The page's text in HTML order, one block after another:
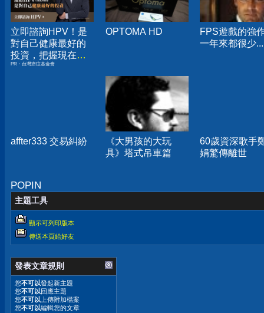
立即諮詢HPV！是
對自己健康最好的
投資，把握現在不
嫌晚！
PR・台灣癌症基金會
OPTOMA HD
FPS遊戲的強
一年來都很少
affter333 交易糾紛
《大男孩的大玩
具》塔式吊車篇
60歲資深歌手
娟驚傳離世
POPIN
主題工具
顯示可列印版本
傳送本頁給好友
發表文章規則
您不可以發起新主題
您不可以 回應主題
您不可以 上傳附加檔案
您不可以編輯您的文章